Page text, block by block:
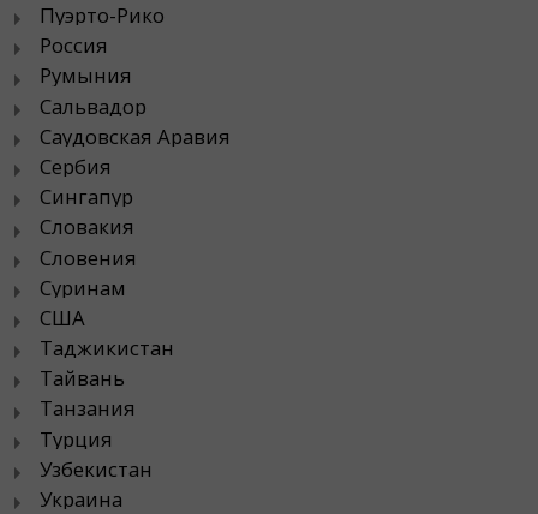
Пуэрто-Рико
Россия
Румыния
Сальвадор
Саудовская Аравия
Сербия
Сингапур
Словакия
Словения
Суринам
США
Таджикистан
Тайвань
Танзания
Турция
Узбекистан
Украина